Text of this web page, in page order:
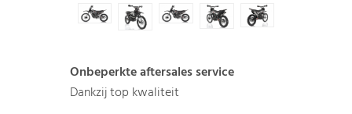
Onbeperkte aftersales service
Dankzij top kwaliteit